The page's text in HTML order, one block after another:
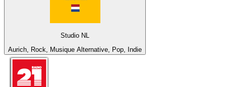
Studio NL
Aurich, Rock, Musique Alternative, Pop, Indie